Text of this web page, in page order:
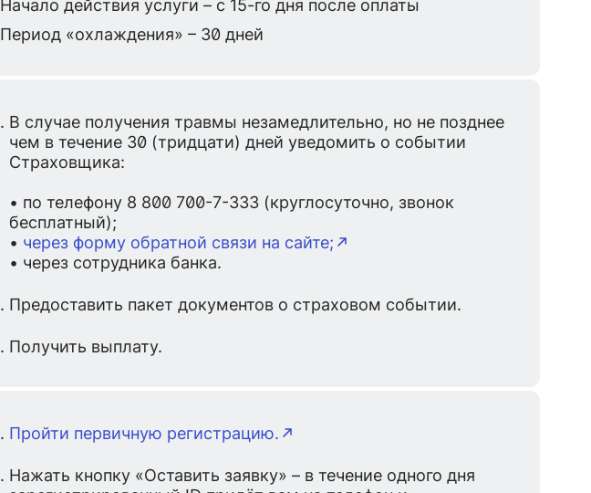
Начало действия услуги – с 15-го дня после оплаты
Период «охлаждения» – 30 дней
В случае получения травмы незамедлительно, но не позднее
чем в течение 30 (тридцати) дней уведомить о событии
Страховщика:
• по телефону 8 800 700-7-333 (круглосуточно, звонок
бесплатный);
• через форму обратной связи на сайте;
• через сотрудника банка.
Предоставить пакет документов о страховом событии.
Получить выплату.
Пройти первичную регистрацию.
Нажать кнопку «Оставить заявку» – в течение одного дня